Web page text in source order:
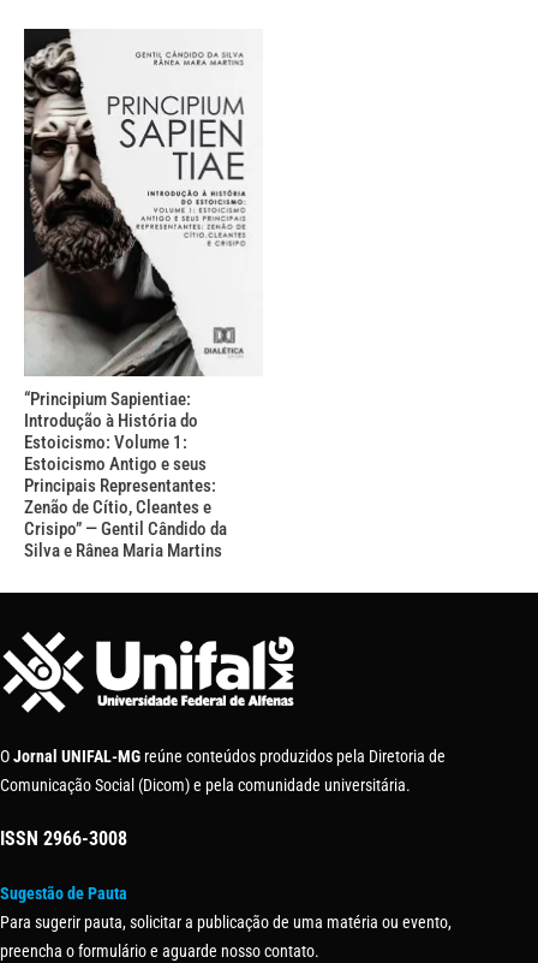
“Principium Sapientiae:
Introdução à História do
Estoicismo: Volume 1:
Estoicismo Antigo e seus
Principais Representantes:
Zenão de Cítio, Cleantes e
Crisipo” — Gentil Cândido da
Silva e Rânea Maria Martins
OJornal UNIFAL-MG reúne conteúdos produzidos pela Diretoria de
Comunicação Social (Dicom) e pela comunidade universitária.
ISSN 2966-3008
Sugestão de Pauta
Para sugerir pauta, solicitar a publicação de uma matéria ou evento,
preencha o formulário e aguarde nosso contato.